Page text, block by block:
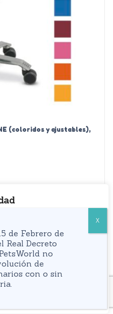
o contenidos
tráfico. Al hacer clic
consentimiento a nuestro
(coloridos y ajustables),
de Febrero de
Real Decreto
no
de
con o sin